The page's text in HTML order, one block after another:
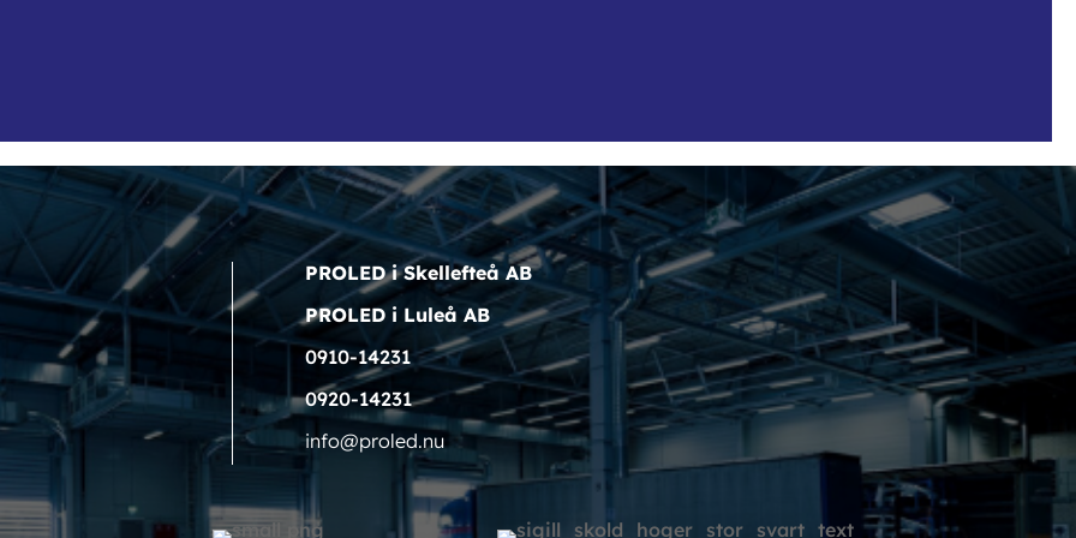
PROLED i Skellefteå AB
PROLED i Luleå AB
0910-14231
0920-14231
info@proled.nu